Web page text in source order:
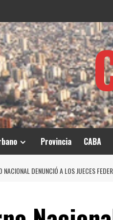
Provincia CABA
NACIONAL DENUNCIÓ A LOS JUECES